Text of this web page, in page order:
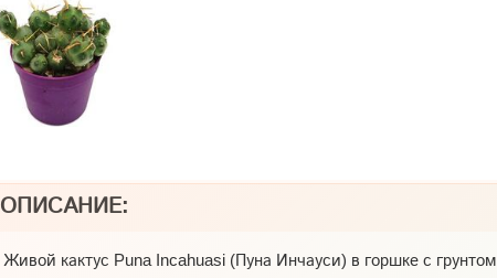
ОПИСАНИЕ:
Живой кактус Puna Incahuasi (Пуна Инчауси) в горшке с грунтом